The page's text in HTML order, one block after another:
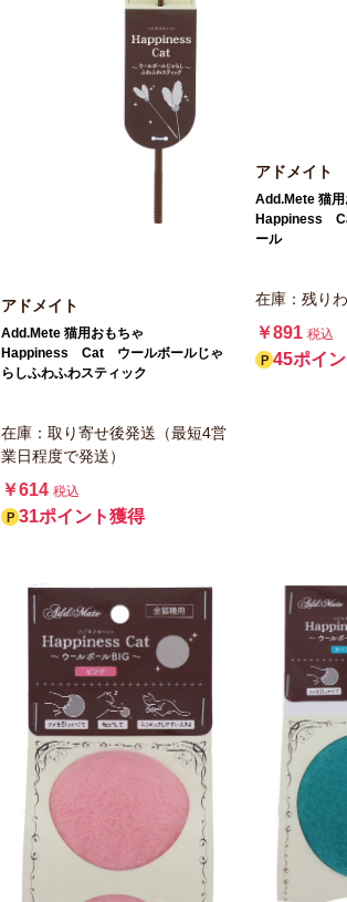
アドメイト
Add.Mete 猫用おもちゃ
Happiness Cat ウールボールじゃ
らしふわふわスティック
在庫：取り寄せ後発送（最短4営
業日程度で発送）
￥614 税込
31ポイント獲得
アドメイト
Add.Mete 猫
Happiness
ール
在庫：残り
￥891 税込
45ポイ